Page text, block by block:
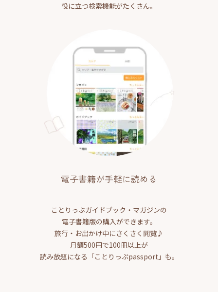
役に立つ検索機能がたくさん。
電子書籍が手軽に読める
ことりっぷガイドブック・マガジンの
電子書籍版の購入ができます。
旅行・お出かけ中にさくさく閲覧♪
月額500円で100冊以上が
読み放題になる「ことりっぷpassport」も。